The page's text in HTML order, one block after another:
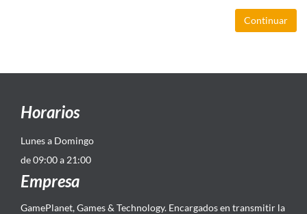
Continuar
Horarios
Lunes a Domingo
de 09:00 a 21:00
Empresa
GamePlanet, Games & Technology. Encargados en transmitir la